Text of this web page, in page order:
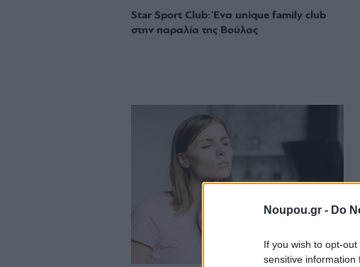
Noupou.gr - Do
If you wish to opt-
sensitive information
Star Sport Club: Ένα unique family club
στην παραλία της Βούλας